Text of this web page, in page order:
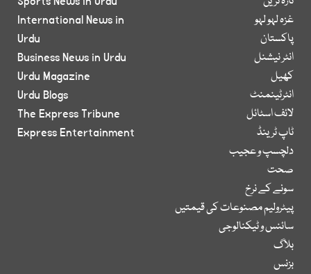
غزہ لہو لہو
پاکستان
انٹر نیشنل
کھیل
انٹرٹینمنٹ
لائف اسٹائل
ٹاپ ٹرینڈ
دلچسپ و عجیب
صحت
سونے کے نرخ
پیٹرولیم مصنوعات کی قیمتیں
سائنس و ٹیکنالوجی
بلاگ
بزنس
International News in
Urdu
Business News in Urdu
Urdu Magazine
Urdu Blogs
The Express Tribune
Express Entertainment